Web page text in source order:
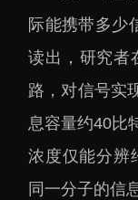
党建工作
群团工作
树立和践行正确
学习教育
传承和弘扬科学
际能携带多少
读出，研究者
路，对信号实
息容量约40
浓度仅能分辨
同一分子的信